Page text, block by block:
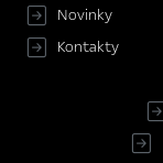
Novinky
Kontakty